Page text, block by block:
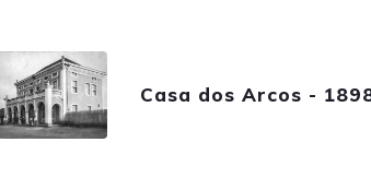
Casa dos Arcos -